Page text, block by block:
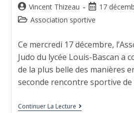
Vincent Thizeau
17
Association sportive
Ce mercredi 17 décembre,
Judo du lycée Louis-Bascan a
de la plus belle des manières
seconde rencontre sportive de
Continuer La Lecture